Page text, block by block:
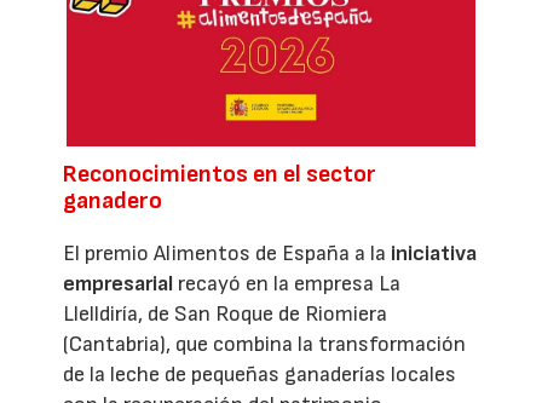
Reconocimientos en el sector
ganadero
El premio Alimentos de España a la iniciativa
empresarial recayó en la empresa La
Llelldiría, de San Roque de Riomiera
(Cantabria), que combina la transformación
de la leche de pequeñas ganaderías locales